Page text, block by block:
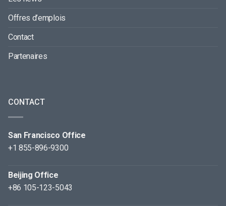
Offres d’emplois
Contact
Partenaires
CONTACT
San Francisco Office
+1 855-896-9300
Beijing Office
+86 105-123-5043